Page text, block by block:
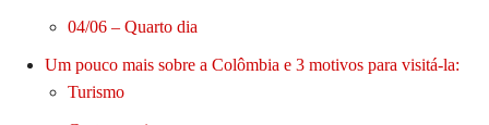
04/06 – Quarto dia
Um pouco mais sobre a Colômbia e 3 motivos para visitá-la:
Turismo